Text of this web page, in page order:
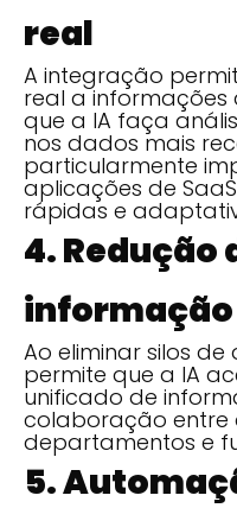
real
A integração
real a informações
que a IA faça
nos dados mais
particularmente
aplicações de
rápidas e
4. Redução
informação
Ao eliminar silos
permite que a IA
unificado de
colaboração entre
departamentos e
5.